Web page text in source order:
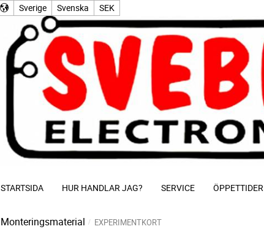
Sverige Svenska SEK
STARTSIDA HUR HANDLAR JAG? SERVICE ÖPPETTIDER
Monteringsmaterial EXPERIMENTKORT